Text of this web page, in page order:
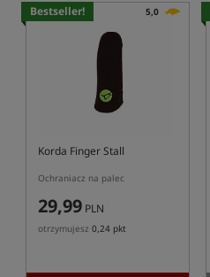
Bestseller! 5,0
Korda Finger Stall
Ochraniacz na palec
29,99 PLN
otrzymujesz 0,24 pkt